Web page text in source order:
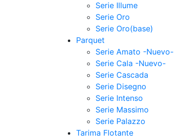
Serie Illume
Serie Oro
Serie Oro(base)
Parquet
Serie Amato -Nuevo-
Serie Cala -Nuevo-
Serie Cascada
Serie Disegno
Serie Intenso
Serie Massimo
Serie Palazzo
Tarima Flotante